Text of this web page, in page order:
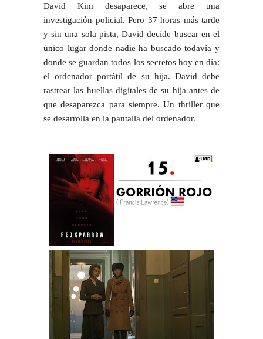
David Kim desaparece, se abre una
investigación policial. Pero 37 horas más tarde
y sin una sola pista, David decide buscar en el
único lugar donde nadie ha buscado todavía y
donde se guardan todos los secretos hoy en día:
el ordenador portátil de su hija. David debe
rastrear las huellas digitales de su hija antes de
que desaparezca para siempre. Un thriller que
se desarrolla en la pantalla del ordenador.